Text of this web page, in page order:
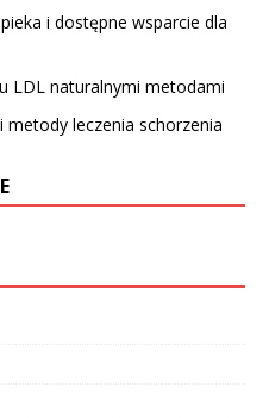
i dostępne wsparcie dla
LDL naturalnymi metodami
metody leczenia schorzenia